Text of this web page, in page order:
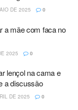
DE 2025 0
a mãe com faca no
2025 0
lençol na cama e
a discussão
DE 2025 0